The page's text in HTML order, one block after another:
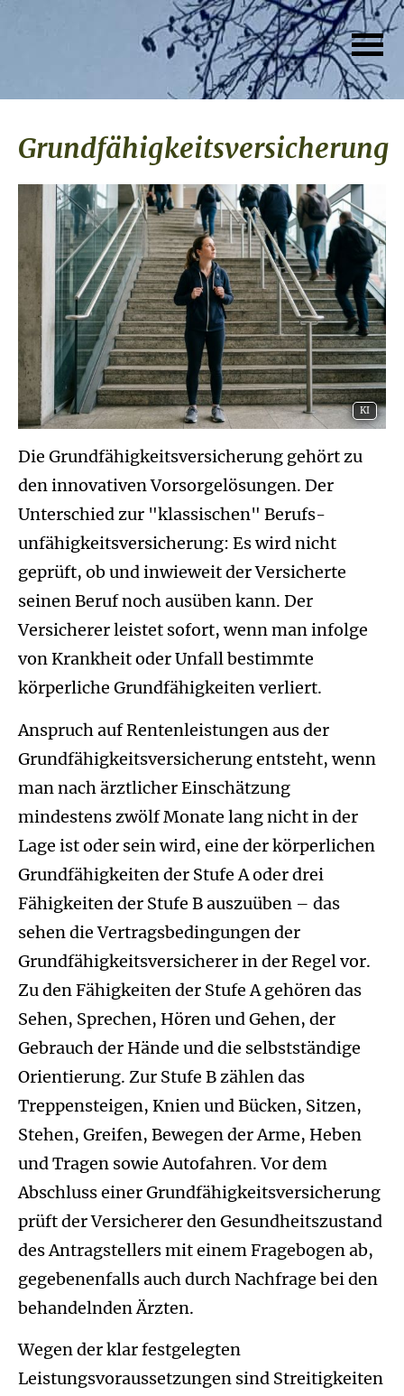
Grundfähigkeitsversicherung
KI
Die Grundfähigkeitsversicherung gehört zu
den innovativen Vorsorgelösungen. Der
Unterschied zur "klassischen" Berufs­
unfähig­keitsversicherung: Es wird nicht
geprüft, ob und inwieweit der Versicherte
seinen Beruf noch ausüben kann. Der
Versicherer leistet sofort, wenn man infolge
von Krankheit oder Unfall bestimmte
körperliche Grundfähigkeiten verliert.
Anspruch auf Rentenleistungen aus der
Grundfähigkeitsversicherung entsteht, wenn
man nach ärztlicher Einschätzung
mindestens zwölf Monate lang nicht in der
Lage ist oder sein wird, eine der körperlichen
Grundfähigkeiten der Stufe A oder drei
Fähigkeiten der Stufe B auszuüben – das
sehen die Vertragsbedingungen der
Grundfähigkeitsversicherer in der Regel vor.
Zu den Fähigkeiten der Stufe A gehören das
Sehen, Sprechen, Hören und Gehen, der
Gebrauch der Hände und die selbstständige
Orientierung. Zur Stufe B zählen das
Treppensteigen, Knien und Bücken, Sitzen,
Stehen, Greifen, Bewegen der Arme, Heben
und Tragen sowie Autofahren. Vor dem
Abschluss einer Grundfähigkeitsversicherung
prüft der Versicherer den Gesundheitszustand
des Antragstellers mit einem Fragebogen ab,
gegebenenfalls auch durch Nachfrage bei den
behandelnden Ärzten.
Wegen der klar festgelegten
Leistungsvoraussetzungen sind Streitigkeiten